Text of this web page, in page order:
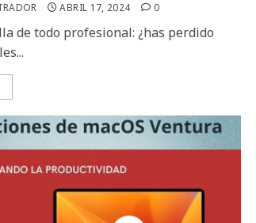
ABRIL 17, 2024 0
de todo profesional: ¿has perdido